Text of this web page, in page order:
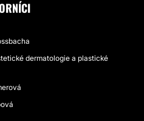
dermatologie a plastické